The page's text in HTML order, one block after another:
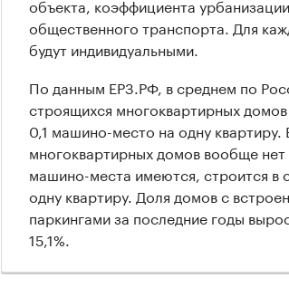
объекта, коэффициента
общественного транспорта. Для
будут индивидуальными.
По данным ЕРЗ.РФ, в среднем по
строящихся многоквартирных
0,1 машино-место на одну
многоквартирных домов вообще
машино-места имеются, строится
одну квартиру. Доля домов с
паркингами за последние годы
15,1%.